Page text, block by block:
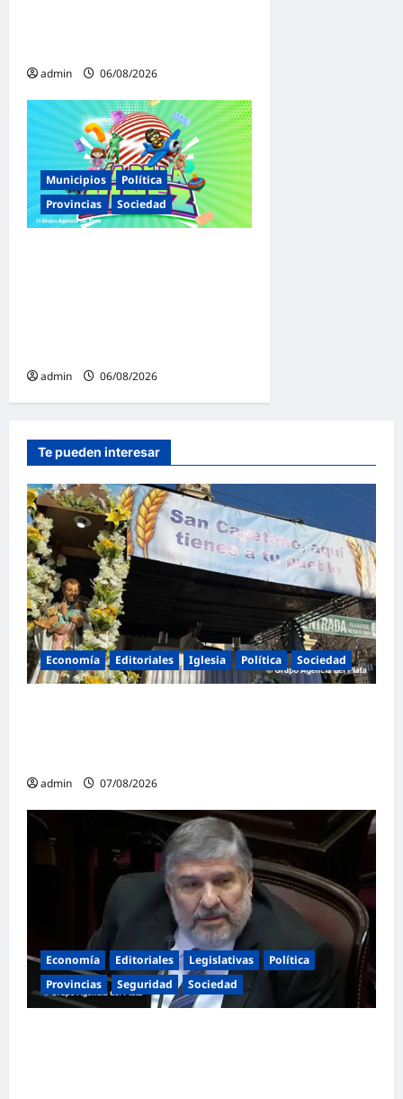
admin 06/08/2026
Municipios
Política
Provincias
Sociedad
admin 06/08/2026
Te pueden interesar
Economía Editoriales Iglesia Política Sociedad
admin 07/08/2026
Economía Editoriales Legislativas
Política
Provincias
Seguridad Sociedad